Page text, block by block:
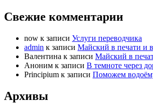
Свежие комментарии
now к записи Услуги переводчика
admin к записи Майский в печати и
Валентина к записи Майский в
Аноним к записи В темноте через
Principium к записи Поможем
Архивы